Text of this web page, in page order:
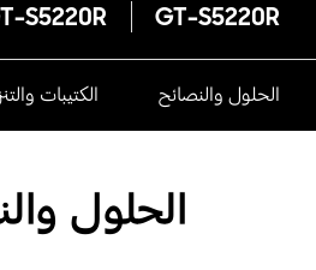
GT-S5220R
S5220R
الحلول والنصائح الكتيبات
الحلول